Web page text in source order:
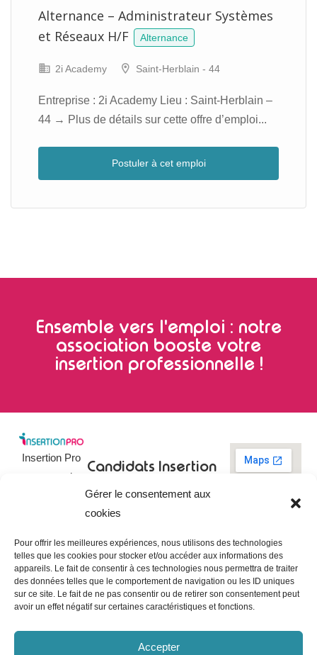
Gérer le consentement aux
cookies
Pour offrir les meilleures expériences, nous utilisons des technologies
telles que les cookies pour stocker et/ou accéder aux informations des
appareils. Le fait de consentir à ces technologies nous permettra de traiter
des données telles que le comportement de navigation ou les ID uniques
sur ce site. Le fait de ne pas consentir ou de retirer son consentement peut
avoir un effet négatif sur certaines caractéristiques et fonctions.
Accepter
Alternance – Administrateur Systèmes
et Réseaux H/F
Alternance
2i Academy Saint-Herblain - 44
Entreprise : 2i Academy Lieu : Saint-Herblain –
44 → Plus de détails sur cette offre d’emploi...
Postuler à cet emploi
Ensemble vers l'emploi : notre
association booste votre
insertion professionnelle !
Insertion Pro
est une action
pour
l’Insertion
Professionnelle ,
dédiée à
l’insertion et
Candidats
emploi
Tableau de
bord du
candidat
Entreprises
Poster une
Insertion
09 73 03 78
Contact
CGU
Mentions
légales
confidentialité